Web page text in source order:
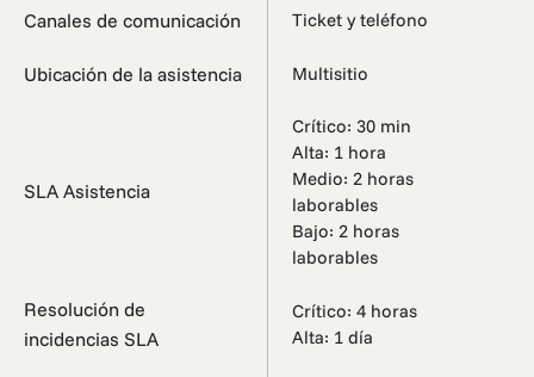
Canales de comunicación Ticket y teléfono
Ubicación de la asistencia Multisitio
SLA Asistencia
Crítico: 30 min
Alta: 1 hora
Medio: 2 horas
laborables
Bajo: 2 horas
laborables
Resolución de
incidencias SLA
Crítico: 4 horas
Alta: 1 día